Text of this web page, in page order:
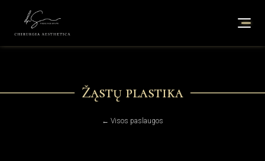
Žąstų plastika
← Visos paslaugos